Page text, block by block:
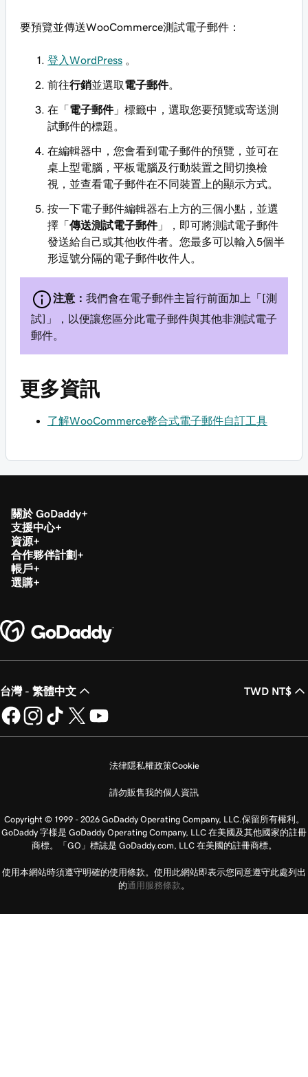
要預覽並傳送WooCommerce測試電子郵件：
登入WordPress
前往行銷並選取電子郵件。
在「 電子郵件」標籤中，選取您要預覽或寄送測
試郵件的標題。
在編輯器中，您會看到電子郵件的預覽，並可在
桌上型電腦，平板電腦及行動裝置之間切換檢
視，並查看電子郵件在不同裝置上的顯示方式。
按一下電子郵件編輯器右上方的三個小點，並選
擇「 傳送測試電子郵件」，即可將測試電子郵件
發送給自己或其他收件者。您最多可以輸入5個半
形逗號分隔的電子郵件收件人。
注意： 我們會在電子郵件主旨行前面加上「[測
試]」，以便讓您區分此電子郵件與其他非測試電子
郵件。
更多資訊
了解WooCommerce整合式電子郵件自訂工具
關於 GoDaddy
支援中心
資源
合作夥伴計劃
帳戶
選購
台灣 - 繁體中文 TWD NT$
法律隱私權政策Cookie
請勿販售我的個人資訊
Copyright © 1999 - 2026 GoDaddy Operating Company, LLC.保留所有權利。
GoDaddy 字樣是 GoDaddy Operating Company, LLC 在美國及其他國家的註冊
商標。「GO」標誌是 GoDaddy.com, LLC 在美國的註冊商標。
使用本網站時須遵守明確的使用條款。使用此網站即表示您同意遵守此處列出
的通用服務條款 。